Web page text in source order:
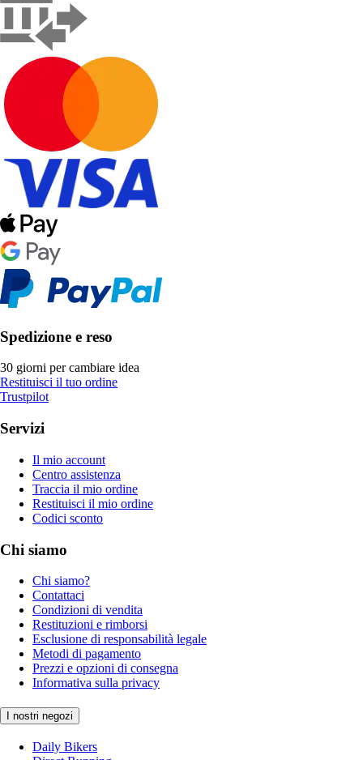
Spedizione e reso
30 giorni per cambiare idea
Restituisci il tuo ordine
Trustpilot
Servizi
Il mio account
Centro assistenza
Traccia il mio ordine
Restituisci il mio ordine
Codici sconto
Chi siamo
Chi siamo?
Contattaci
Condizioni di vendita
Restituzioni e rimborsi
Esclusione di responsabilità legale
Metodi di pagamento
Prezzi e opzioni di consegna
Informativa sulla privacy
I nostri negozi
Daily Bikers